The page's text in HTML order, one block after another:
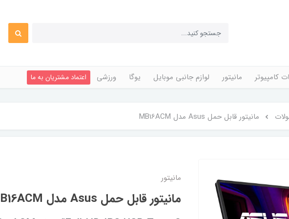
کامپیوتر مانیتور لوازم جانبی موبایل یوگا ورزشی اعتماد مشتریان به ما
مانیتور قابل حمل Asus مدل MB16ACM
مانیتور
مانیتور قابل حمل Asus مدل MB16ACM